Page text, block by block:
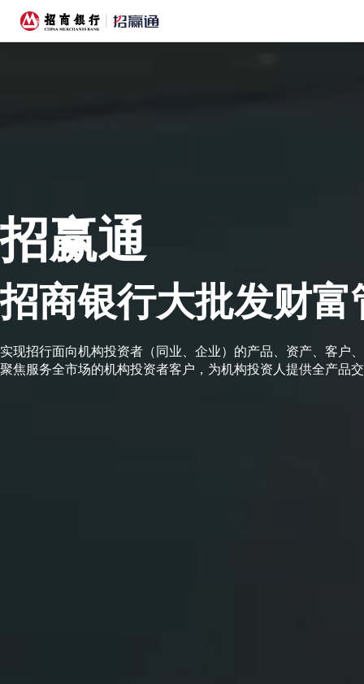
招赢通
招商银行大批发财富
实现招行面向机构投资者（同业、企业）的产品、资产、客户
聚焦服务全市场的机构投资者客户，为机构投资人提供全产品